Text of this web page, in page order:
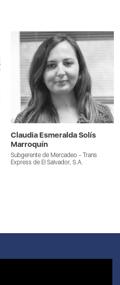
Claudia Esmeralda Solís
Marroquín
Subgerente de Mercadeo - Trans
Express de El Salvador, S.A.